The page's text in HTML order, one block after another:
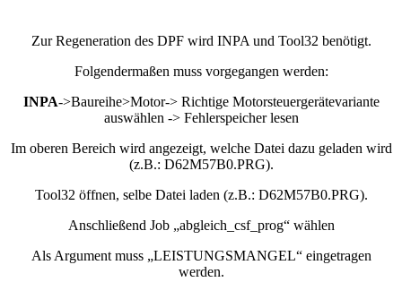
Zur Regeneration des DPF wird INPA und Tool32 benötigt.
Folgendermaßen muss vorgegangen werden:
INPA->Baureihe>Motor-> Richtige Motorsteuergerätevariante
auswählen -> Fehlerspeicher lesen
Im oberen Bereich wird angezeigt, welche Datei dazu geladen wird
(z.B.: D62M57B0.PRG).
Tool32 öffnen, selbe Datei laden (z.B.: D62M57B0.PRG).
Anschließend Job „abgleich_csf_prog“ wählen
Als Argument muss „LEISTUNGSMANGEL“ eingetragen
werden.